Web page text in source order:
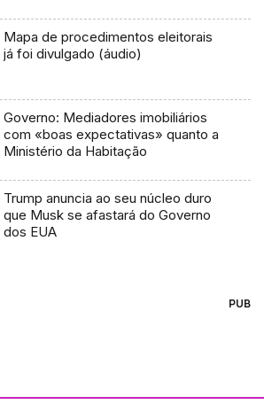
Mapa de procedimentos eleitorais
já foi divulgado (áudio)
Governo: Mediadores imobiliários
com «boas expectativas» quanto a
Ministério da Habitação
Trump anuncia ao seu núcleo duro
que Musk se afastará do Governo
dos EUA
PUB